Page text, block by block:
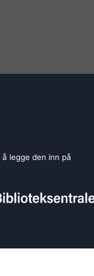
legge den inn på